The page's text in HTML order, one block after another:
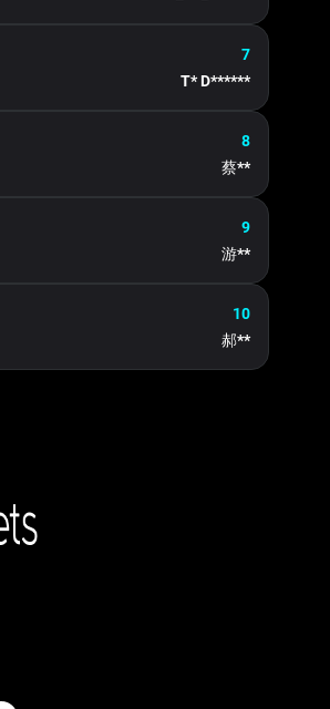
7
T* D******
8
蔡**
9
游**
10
郝**